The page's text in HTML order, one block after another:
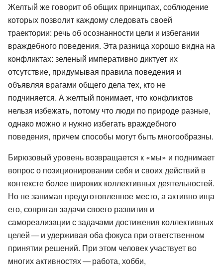
Желтый же говорит об общих принципах, соблюдение
которых позволит каждому следовать своей
траектории: речь об осознанности цели и избегании
враждебного поведения. Эта разница хорошо видна на
конфликтах: зеленый императивно диктует их
отсутствие, придумывая правила поведения и
объявляя врагами общего дела тех, кто не
подчиняется. А желтый понимает, что конфликтов
нельзя избежать, потому что люди по природе разные,
однако можно и нужно избегать враждебного
поведения, причем способы могут быть многообразны.
Бирюзовый уровень возвращается к «мы» и поднимает
вопрос о позиционировании себя и своих действий в
контексте более широких коллективных деятельностей.
Но не занимая предуготовленное место, а активно ища
его, сопрягая задачи своего развития и
самореализации с задачами достижения коллективных
целей — и удерживая оба фокуса при ответственном
принятии решений. При этом человек участвует во
многих активностях — работа, хобби,